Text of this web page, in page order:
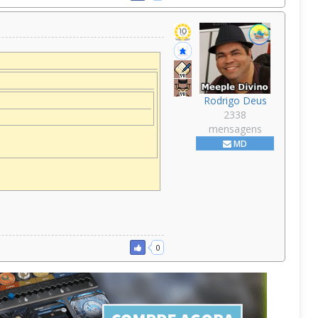
Rodrigo Deus
2338
mensagens
MD
0